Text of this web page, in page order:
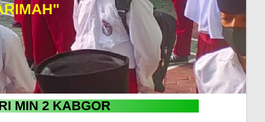
MIN 2 KABGOR